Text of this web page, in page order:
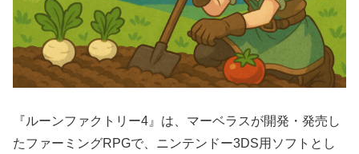
『ルーンファクトリー4』は、マーベラスが開発・発売し
たファーミングRPGで、ニンテンドー3DS用ソフトとし